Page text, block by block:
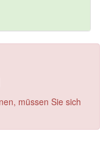
müssen Sie sich